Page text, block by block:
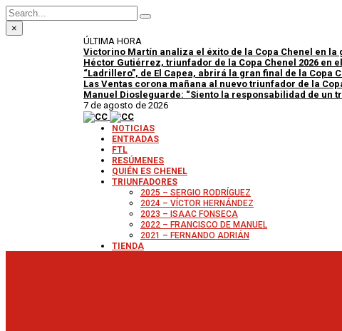
×
ÚLTIMA HORA
Victorino Martín analiza el éxito de la Copa Chenel en la
Héctor Gutiérrez, triunfador de la Copa Chenel 2026 en
“Ladrillero”, de El Capea, abrirá la gran final de la Copa
Las Ventas corona mañana al nuevo triunfador de la
Manuel Diosleguarde: “Siento la responsabilidad de un
7 de agosto de 2026
NOTICIAS
ENTRADAS
FTL
RESÚMENES
QUIÉN ES CHENEL
TRIUNFADORES
2025 – SERGIO RODRÍGUEZ
2024 – VÍCTOR HERNÁNDEZ
2023 – ISAAC FONSECA
2022 – FRANCISCO DE MANUEL
2021 – FERNANDO ADRIÁN
TIENDA